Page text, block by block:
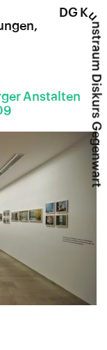
DG Ku
nstraum Diskurs Gegenwart
Anstalten